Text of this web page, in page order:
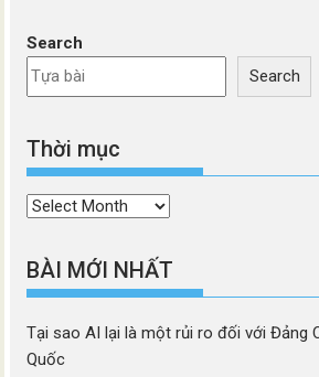
Search
Search
Thời mục
Thời
BÀI MỚI NHẤT
Tại sao AI lại là một rủi ro đối với Đảng
Quốc